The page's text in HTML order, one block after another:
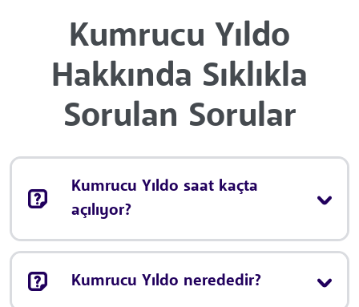
Kumrucu Yıldo
Hakkında Sıklıkla
Sorulan Sorular
Kumrucu Yıldo saat kaçta
açılıyor?
Kumrucu Yıldo nerededir?